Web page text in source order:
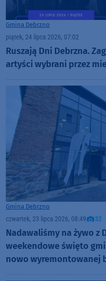
Gmina Debrzno
piątek, 24 lipca 2026, 07:02
Ruszają Dni Debrzna.
artyści wybrani przez
Gmina Debrzno
czwartek, 23 lipca 2026, 08:49 32
Nadawaliśmy na żywo z
weekendowe święto
nowo wyremontowanej